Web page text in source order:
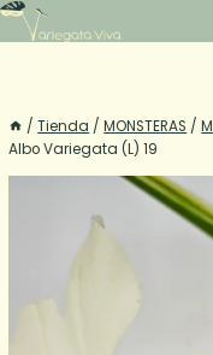
Saltar
al
/ Tienda / MONSTERAS /
Albo Variegata (L) 19